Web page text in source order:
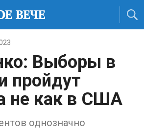
Выборы в
пройдут
не как в США
однозначно